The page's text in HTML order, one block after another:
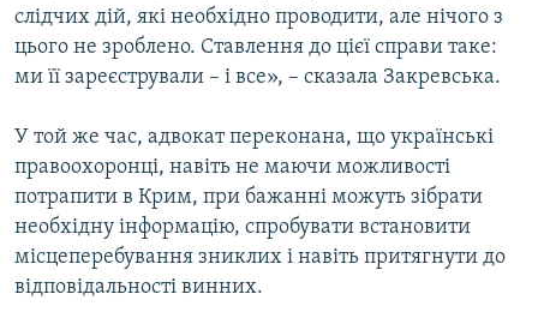
слідчих дій, які необхідно проводити, але нічого з
цього не зроблено. Ставлення до цієї справи таке:
ми її зареєстрували – і все», – сказала Закревська.
У той же час, адвокат переконана, що українські
правоохоронці, навіть не маючи можливості
потрапити в Крим, при бажанні можуть зібрати
необхідну інформацію, спробувати встановити
місцеперебування зниклих і навіть притягнути до
відповідальності винних.